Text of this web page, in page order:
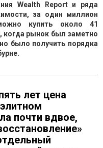
Wealth Report и ряда
за один миллион
купить около 41
когда рынок был заметно
было получить порядка
лет цена
почти вдвое,